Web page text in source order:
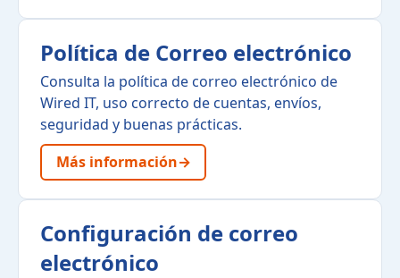
Política de Correo electrónico
Consulta la política de correo electrónico de
Wired IT, uso correcto de cuentas, envíos,
seguridad y buenas prácticas.
Más información→
Configuración de correo
electrónico